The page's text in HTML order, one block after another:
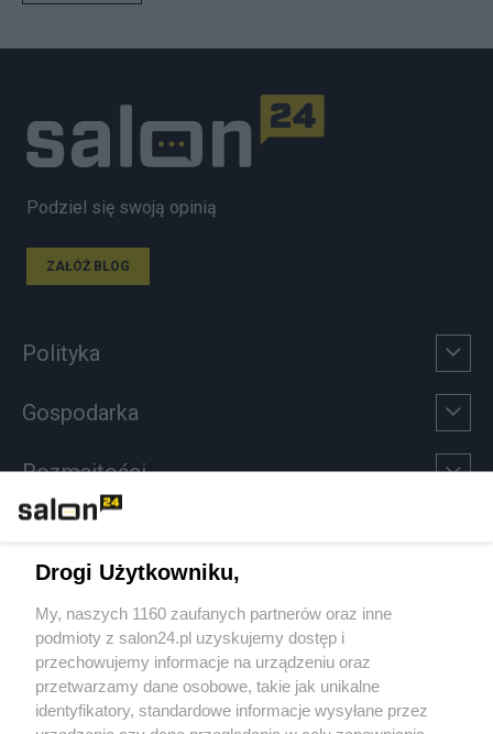
Podziel się swoją opinią
ZAŁÓŻ BLOG
Polityka
Gospodarka
Rozmaitości
Sport
Społeczeństwo
Kultura
Drogi Użytkowniku,
My, naszych 1160 zaufanych partnerów oraz inne
podmioty z salon24.pl uzyskujemy dostęp i
przechowujemy informacje na urządzeniu oraz
przetwarzamy dane osobowe, takie jak unikalne
identyfikatory, standardowe informacje wysyłane przez